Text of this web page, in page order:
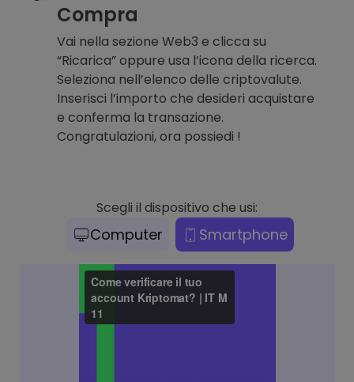
Compra
Vai nella sezione Web3 e clicca su
“Ricarica” oppure usa l’icona della ricerca.
Seleziona nell’elenco delle criptovalute.
Inserisci l’importo che desideri acquistare
e conferma la transazione.
Congratulazioni, ora possiedi !
Scegli il dispositivo che usi:
Computer Smartphone